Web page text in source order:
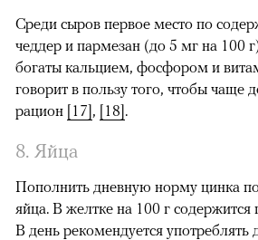
Среди сыров первое место по
чеддер и пармезан (до 5 мг на 100
богаты кальцием, фосфором и
говорит в пользу того, чтобы чаще
рацион [17], [18].
8. Яйца
Пополнить дневную норму цинка
яйца. В желтке на 100 г содержится
В день рекомендуется употреблять